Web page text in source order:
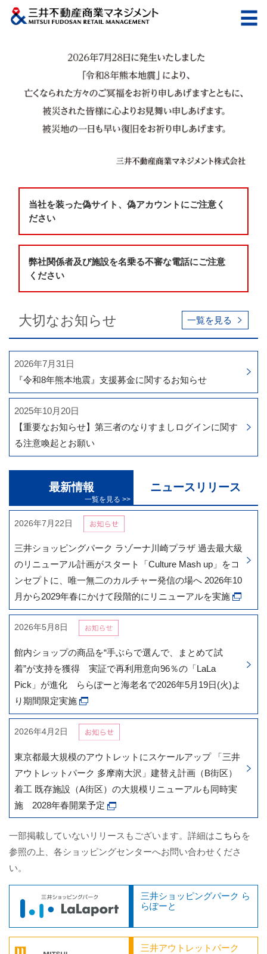
当社を装った偽サイト、偽アカウントにご注意く
ださい
弊社関係者及び施設を名乗る不審な電話にご注意
ください
大切なお知らせ 一覧を見る
2026年7月31日
『令和8年熊本地震』支援募金に関するお知らせ
2025年10月20日
【重要なお知らせ】第三者のなりすましログインに関す
る注意喚起とお願い
最新情報 ニュースリリース
2026年7月22日
三井ショッピングパーク ラゾーナ川崎プラザ 過去最大級
のリニューアル計画がスタート「Culture Mash up」をコ
ンセプトに、唯一無二のカルチャー発信の場へ 2026年10
月から2029年春にかけて段階的にリニューアルを実施
2026年5月8日
館内ショップの商品を“手ぶらで選んで、まとめて試
着”が支持を獲得 実証で再利用意向96％の「LaLa
Pick」が進化 ららぽーと海老名で2026年5月19日(火)よ
り期間限定実施
2026年4月2日
東京都最大規模のアウトレットにスケールアップ 「三井
アウトレットパーク 多摩南大沢」建替え計画（B街区）
着工 既存施設（A街区）の大規模リニューアルも同時実
施 2028年春開業予定
一部掲載していないリリースもございます。詳細はこちら を
参照の上、各ショッピングセンターへお問い合わせくださ
い。
三井ショッピングパーク ら
らぽーと
三井アウトレットパーク